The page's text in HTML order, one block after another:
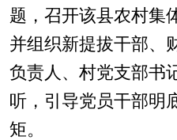
题，召开该县农村集
并组织新提拔干部、
负责人、村党支部书
听，引导党员干部明
矩。